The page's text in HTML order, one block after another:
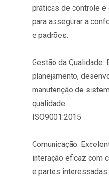
práticas de controle e
para assegurar a
e padrões.
Gestão da Qualidade:
planejamento,
manutenção de
qualidade.
ISO9001:2015
Comunicação:
interação eficaz com
e partes interessadas